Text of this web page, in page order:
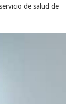
de salud de